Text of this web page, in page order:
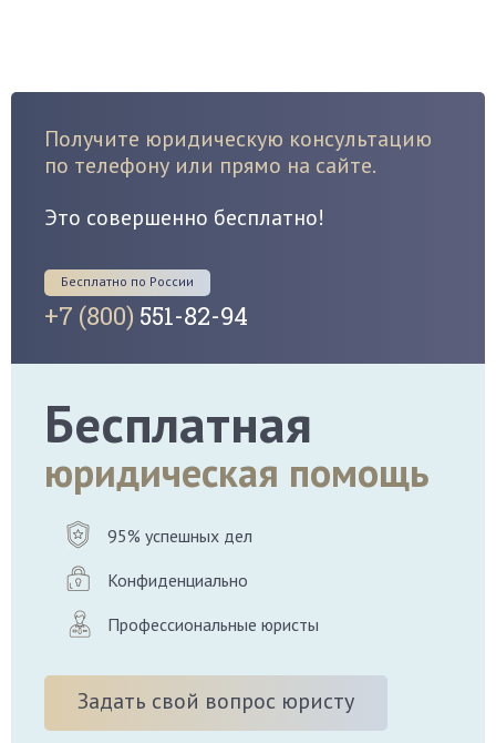
Получите юридическую консультацию
по телефону или прямо на сайте.
Это совершенно бесплатно!
Бесплатно по России
+7 (800) 551-82-94
Бесплатная
юридическая помощь
95% успешных дел
Конфиденциально
Профессиональные юристы
Задать свой вопрос юристу